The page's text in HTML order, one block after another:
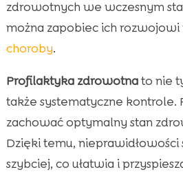
zdrowotnych we wczesnym
można zapobiec ich
choroby.
Profilaktyka zdrowotnato nie
także systematyczne kontrole.
zachować optymalny stan
Dzięki temu,
szybciej, co ułatwia i